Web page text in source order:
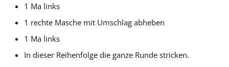
1 Ma links
1 rechte Masche mit Umschlag abheben
1 Ma links
In dieser Reihenfolge die ganze Runde stricken.